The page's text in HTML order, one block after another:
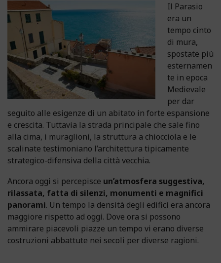
Il Parasio
era un
tempo cinto
di mura,
spostate più
esternamen
te in epoca
Medievale
per dar
seguito alle esigenze di un abitato in forte espansione
e crescita. Tuttavia la strada principale che sale fino
alla cima, i muraglioni, la struttura a chiocciola e le
scalinate testimoniano l’architettura tipicamente
strategico-difensiva della città vecchia.
Ancora oggi si percepisce un’atmosfera suggestiva,
rilassata, fatta di silenzi, monumenti e magnifici
panorami. Un tempo la densità degli edifici era ancora
maggiore rispetto ad oggi. Dove ora si possono
ammirare piacevoli piazze un tempo vi erano diverse
costruzioni abbattute nei secoli per diverse ragioni.